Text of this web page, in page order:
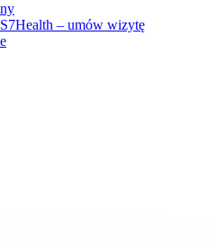
– umów wizytę